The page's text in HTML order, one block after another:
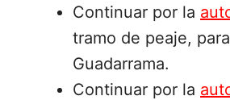
Continuar por la
tramo de peaje,
Guadarrama.
Continuar por la